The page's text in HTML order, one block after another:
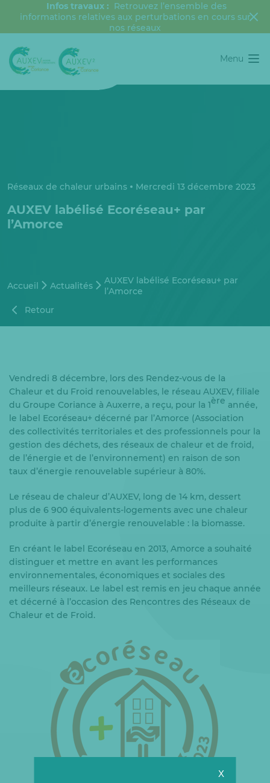
Infos travaux : Retrouvez l’ensemble des
informations relatives aux perturbations en cours sur
nos réseaux
Menu
Réseaux de chaleur urbains Mercredi 13 décembre 2023
AUXEV labélisé Ecoréseau+ par
l’Amorce
Accueil Actualités
AUXEV labélisé Ecoréseau+ par
l’Amorce
Retour
Vendredi 8 décembre, lors des Rendez-vous de la
Chaleur et du Froid renouvelables, le réseau AUXEV, filiale
du Groupe Coriance à Auxerre, a reçu, pour la 1ère année,
le label Ecoréseau+ décerné par l’Amorce (Association
des collectivités territoriales et des professionnels pour la
gestion des déchets, des réseaux de chaleur et de froid,
de l’énergie et de l’environnement) en raison de son
taux d’énergie renouvelable supérieur à 80%.
Le réseau de chaleur d’AUXEV, long de 14 km, dessert
plus de 6 900 équivalents-logements avec une chaleur
produite à partir d’énergie renouvelable : la biomasse.
En créant le label Ecoréseau en 2013, Amorce a souhaité
distinguer et mettre en avant les performances
environnementales, économiques et sociales des
meilleurs réseaux. Le label est remis en jeu chaque année
et décerné à l’occasion des Rencontres des Réseaux de
Chaleur et de Froid.
X